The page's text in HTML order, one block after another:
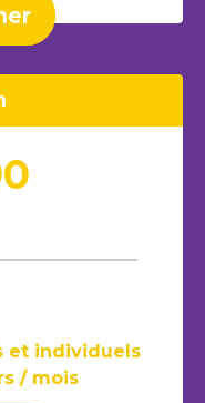
et individuels
/ mois